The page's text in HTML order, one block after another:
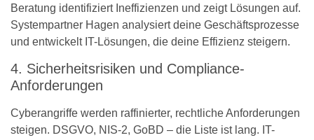
Beratung identifiziert Ineffizienzen und zeigt Lösungen auf.
Systempartner Hagen analysiert deine Geschäftsprozesse
und entwickelt IT-Lösungen, die deine Effizienz steigern.
4. Sicherheitsrisiken und Compliance-
Anforderungen
Cyberangriffe werden raffinierter, rechtliche Anforderungen
steigen. DSGVO, NIS-2, GoBD – die Liste ist lang. IT-